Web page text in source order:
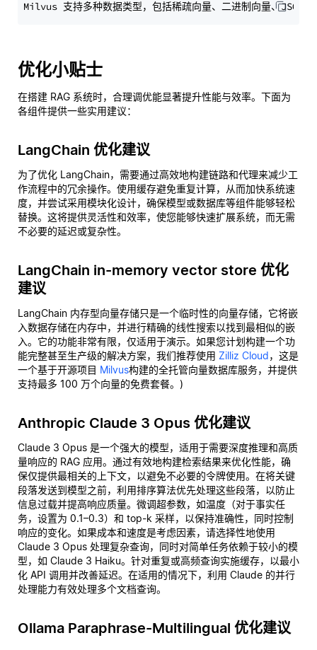
优化小贴士
在搭建 RAG 系统时，合理调优能显著提升性能与效率。下面为
各组件提供一些实用建议：
LangChain 优化建议
为了优化 LangChain，需要通过高效地构建链路和代理来减少工
作流程中的冗余操作。使用缓存避免重复计算，从而加快系统速
度，并尝试采用模块化设计，确保模型或数据库等组件能够轻松
替换。这将提供灵活性和效率，使您能够快速扩展系统，而无需
不必要的延迟或复杂性。
LangChain in-memory vector store 优化
建议
LangChain 内存型向量存储只是一个临时性的向量存储，它将嵌
入数据存储在内存中，并进行精确的线性搜索以找到最相似的嵌
入。它的功能非常有限，仅适用于演示。如果您计划构建一个功
能完整甚至生产级的解决方案，我们推荐使用 Zilliz Cloud，这是
一个基于开源项目 Milvus构建的全托管向量数据库服务，并提供
支持最多 100 万个向量的免费套餐。)
Anthropic Claude 3 Opus 优化建议
Claude 3 Opus 是一个强大的模型，适用于需要深度推理和高质
量响应的 RAG 应用。通过有效地构建检索结果来优化性能，确
保仅提供最相关的上下文，以避免不必要的令牌使用。在将关键
段落发送到模型之前，利用排序算法优先处理这些段落，以防止
信息过载并提高响应质量。微调超参数，如温度（对于事实任
务，设置为 0.1–0.3）和 top-k 采样，以保持准确性，同时控制
响应的变化。如果成本和速度是考虑因素，请选择性地使用
Claude 3 Opus 处理复杂查询，同时对简单任务依赖于较小的模
型，如 Claude 3 Haiku。针对重复或高频查询实施缓存，以最小
化 API 调用并改善延迟。在适用的情况下，利用 Claude 的并行
处理能力有效处理多个文档查询。
Ollama Paraphrase-Multilingual 优化建议